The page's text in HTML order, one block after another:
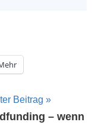
Beitrag
– wenn